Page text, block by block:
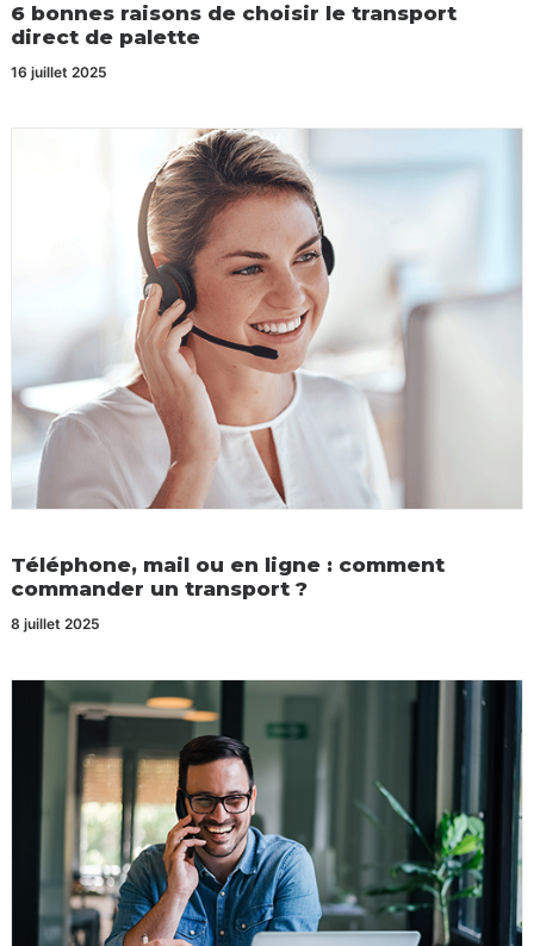
6 bonnes raisons de choisir le transport
direct de palette
16 juillet 2025
Téléphone, mail ou en ligne : comment
commander un transport ?
8 juillet 2025